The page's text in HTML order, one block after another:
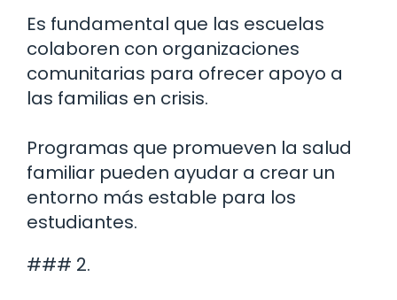
Es fundamental que las escuelas
colaboren con organizaciones
comunitarias para ofrecer apoyo a
las familias en crisis.
Programas que promueven la salud
familiar pueden ayudar a crear un
entorno más estable para los
estudiantes.
### 2.